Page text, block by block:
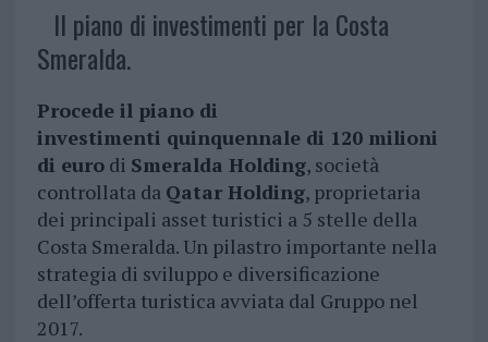
Il piano di investimenti per la Costa
Smeralda.
Procede il piano di
investimenti quinquennale di 120 milioni
di eurodi Smeralda Holding, società
controllata da Qatar Holding, proprietaria
dei principali asset turistici a 5 stelle della
Costa Smeralda. Un pilastro importante nella
strategia di sviluppo e diversificazione
dell’offerta turistica avviata dal Gruppo nel
2017.